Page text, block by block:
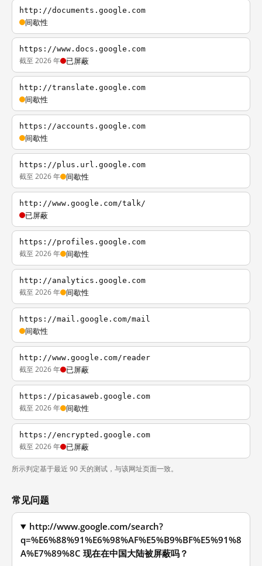
http://documents.google.com
间歇性
https://www.docs.google.com
截至 2026 年 已屏蔽
http://translate.google.com
间歇性
https://accounts.google.com
间歇性
https://plus.url.google.com
截至 2026 年 间歇性
http://www.google.com/talk/
已屏蔽
https://profiles.google.com
截至 2026 年 间歇性
http://analytics.google.com
截至 2026 年 间歇性
https://mail.google.com/mail
间歇性
http://www.google.com/reader
截至 2026 年 已屏蔽
https://picasaweb.google.com
截至 2026 年 间歇性
https://encrypted.google.com
截至 2026 年 已屏蔽
所示判定基于最近 90 天的测试，与该网址页面一致。
常见问题
http://www.google.com/search?
q=%E6%88%91%E6%98%AF%E5%B9%BF%E5%91%8
A%E7%89%8C 现在在中国大陆被屏蔽吗？